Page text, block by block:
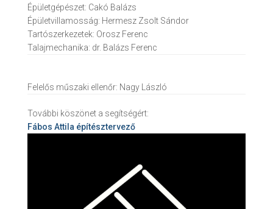
Épületgépészet: Cakó Balázs
Épületvillamosság: Hermesz Zsolt Sándor
Tartószerkezetek: Orosz Ferenc
Talajmechanika: dr. Balázs Ferenc
Felelős műszaki ellenőr: Nagy László
További köszönet a segítségért:
Fábos Attila építésztervező